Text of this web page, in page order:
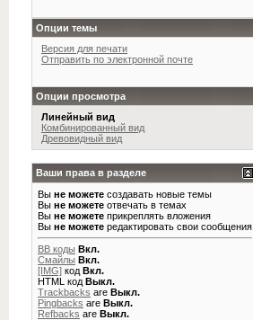
Опции темы
Версия для печати
Отправить по электронной почте
Опции просмотра
Линейный вид
Комбинированный вид
Древовидный вид
Ваши права в разделе
Вы не можете создавать новые темы
Вы не можете отвечать в темах
Вы не можете прикреплять вложения
Вы не можете редактировать свои сообщения
BB коды Вкл.
Смайлы Вкл.
[IMG] код Вкл.
HTML код Выкл.
Trackbacks are Выкл.
Pingbacks are Выкл.
Refbacks are Выкл.